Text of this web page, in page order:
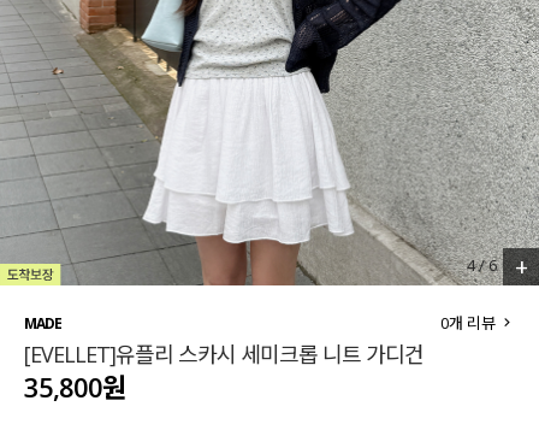
MADE
세트할인 ~30%
하객룩
살안타템
110사이즈
티셔츠
니트
블라우스
원피스
팬츠
스커트
언더웨어
4/6 +
MADE
[EVELLET]유플리 스카시 세미크롭 니트 가디건
0개 리뷰
35,800원